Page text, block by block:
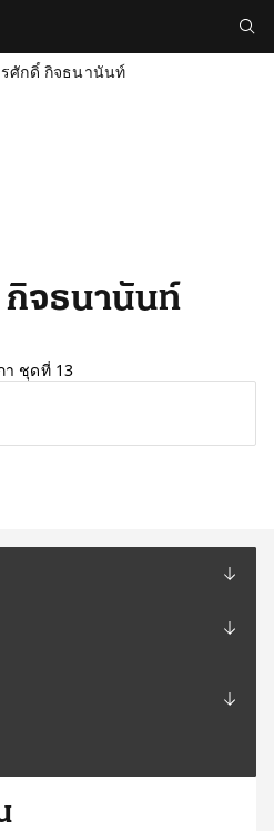
ศักดิ์ กิจธนานันท์
จธนานันท์
ชุดที่ 13